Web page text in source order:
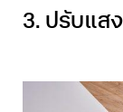
3. ปรับแส